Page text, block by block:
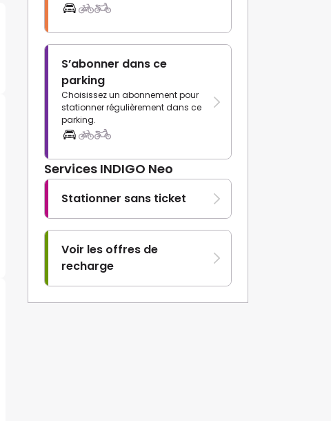
S’abonner dans ce
parking
Choisissez un abonnement pour
stationner régulièrement dans ce
parking.
Services INDIGO Neo
Stationner sans ticket
Voir les offres de
recharge